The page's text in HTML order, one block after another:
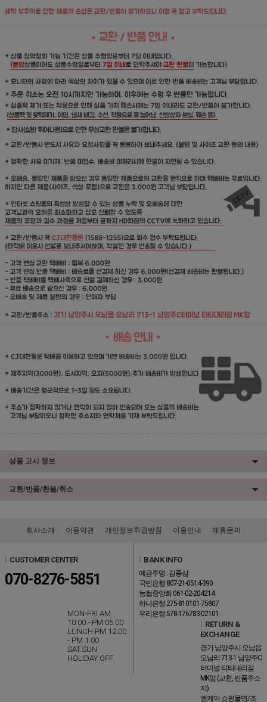
상품 고시 정보
교환/반품/환불/취소
회사소개 이용약관 개인정보취급방침 이용안내 제휴문의
CUSTOMER CENTER
070-8276-5851
MON-FRI AM
10:00 - PM 05:00
LUNCH PM 12:00
- PM 1:00
SAT.SUN
HOLIDAY OFF
BANK INFO
예금주명 : 김종삼
국민은행 807-21-0514-390
농협중앙회 061-02-204214
하나은행 275-810101-75807
우리은행 578-176783-02101
RETURN &
EXCHANGE
경기 남양주시 오남읍
오남리 713-1 남양주C
터미널 티티대리점
MK앞 (교환, 반품주소
지)
엠케이 쇼핑몰명/조